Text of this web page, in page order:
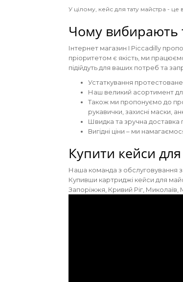
У цілому, кейс для тату майстра -
Чому вибирають
Інтернет магазин I Piccadilly
пріоритетом є якість, ми
підійдуть для ваших потреб та
Устаткування протестоване
Наш великий асортимент
Також ми пропонуємо до
рукавички, захисні маски,
Швидка та зручна доставка
Вигідні ціни – ми
Купити кейси
Наша команда з обслуговування
Купивши картриджі кейси для
Запоріжжя, Кривий Ріг, Миколаїв,